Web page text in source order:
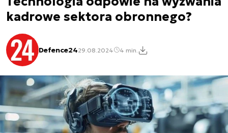
kadrowe sektora obronnego?
Defence2429.08.2024 4 min.